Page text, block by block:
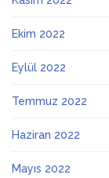
Ekim 2022
Eylül 2022
Temmuz 2022
Haziran 2022
Mayıs 2022